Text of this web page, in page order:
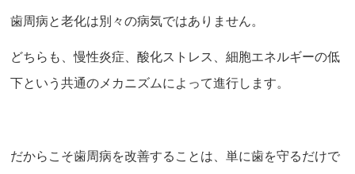
歯周病と老化は別々の病気ではありません。
どちらも、慢性炎症、酸化ストレス、細胞エネルギーの低
下という共通のメカニズムによって進行します。
だからこそ歯周病を改善することは、単に歯を守るだけで